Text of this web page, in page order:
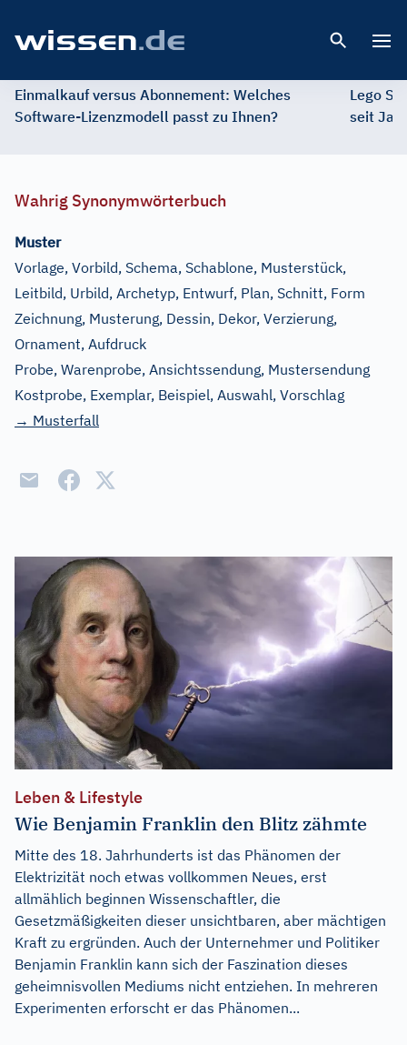
Einmalkauf versus Abonnement: Welches
Software-Lizenzmodell passt zu Ihnen?
Lego
seit
Wahrig Synonymwörterbuch
Muster
Vorlage, Vorbild, Schema, Schablone, Musterstück,
Leitbild, Urbild, Archetyp, Entwurf, Plan, Schnitt, Form
Zeichnung, Musterung, Dessin, Dekor, Verzierung,
Ornament, Aufdruck
Probe, Warenprobe, Ansichtssendung, Mustersendung
Kostprobe, Exemplar, Beispiel, Auswahl, Vorschlag
→ Musterfall
Leben & Lifestyle
Wie Benjamin Franklin den Blitz zähmte
Mitte des 18. Jahrhunderts ist das Phänomen der
Elektrizität noch etwas vollkommen Neues, erst
allmählich beginnen Wissenschaftler, die
Gesetzmäßigkeiten dieser unsichtbaren, aber mächtigen
Kraft zu ergründen. Auch der Unternehmer und Politiker
Benjamin Franklin kann sich der Faszination dieses
geheimnisvollen Mediums nicht entziehen. In mehreren
Experimenten erforscht er das Phänomen...